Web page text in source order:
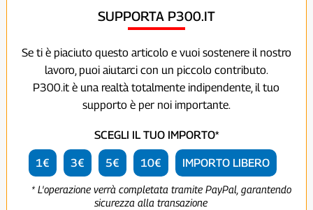
SUPPORTA P300.IT
Se ti è piaciuto questo articolo e vuoi sostenere il nostro
lavoro, puoi aiutarci con un piccolo contributo.
P300.it è una realtà totalmente indipendente, il tuo
supporto è per noi importante.
SCEGLI IL TUO IMPORTO*
1€ 3€ 5€ 10€ IMPORTO LIBERO
* L'operazione verrà completata tramite PayPal, garantendo
sicurezza alla transazione